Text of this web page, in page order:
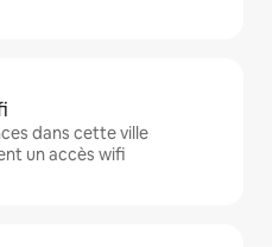
dans cette ville
un accès wifi